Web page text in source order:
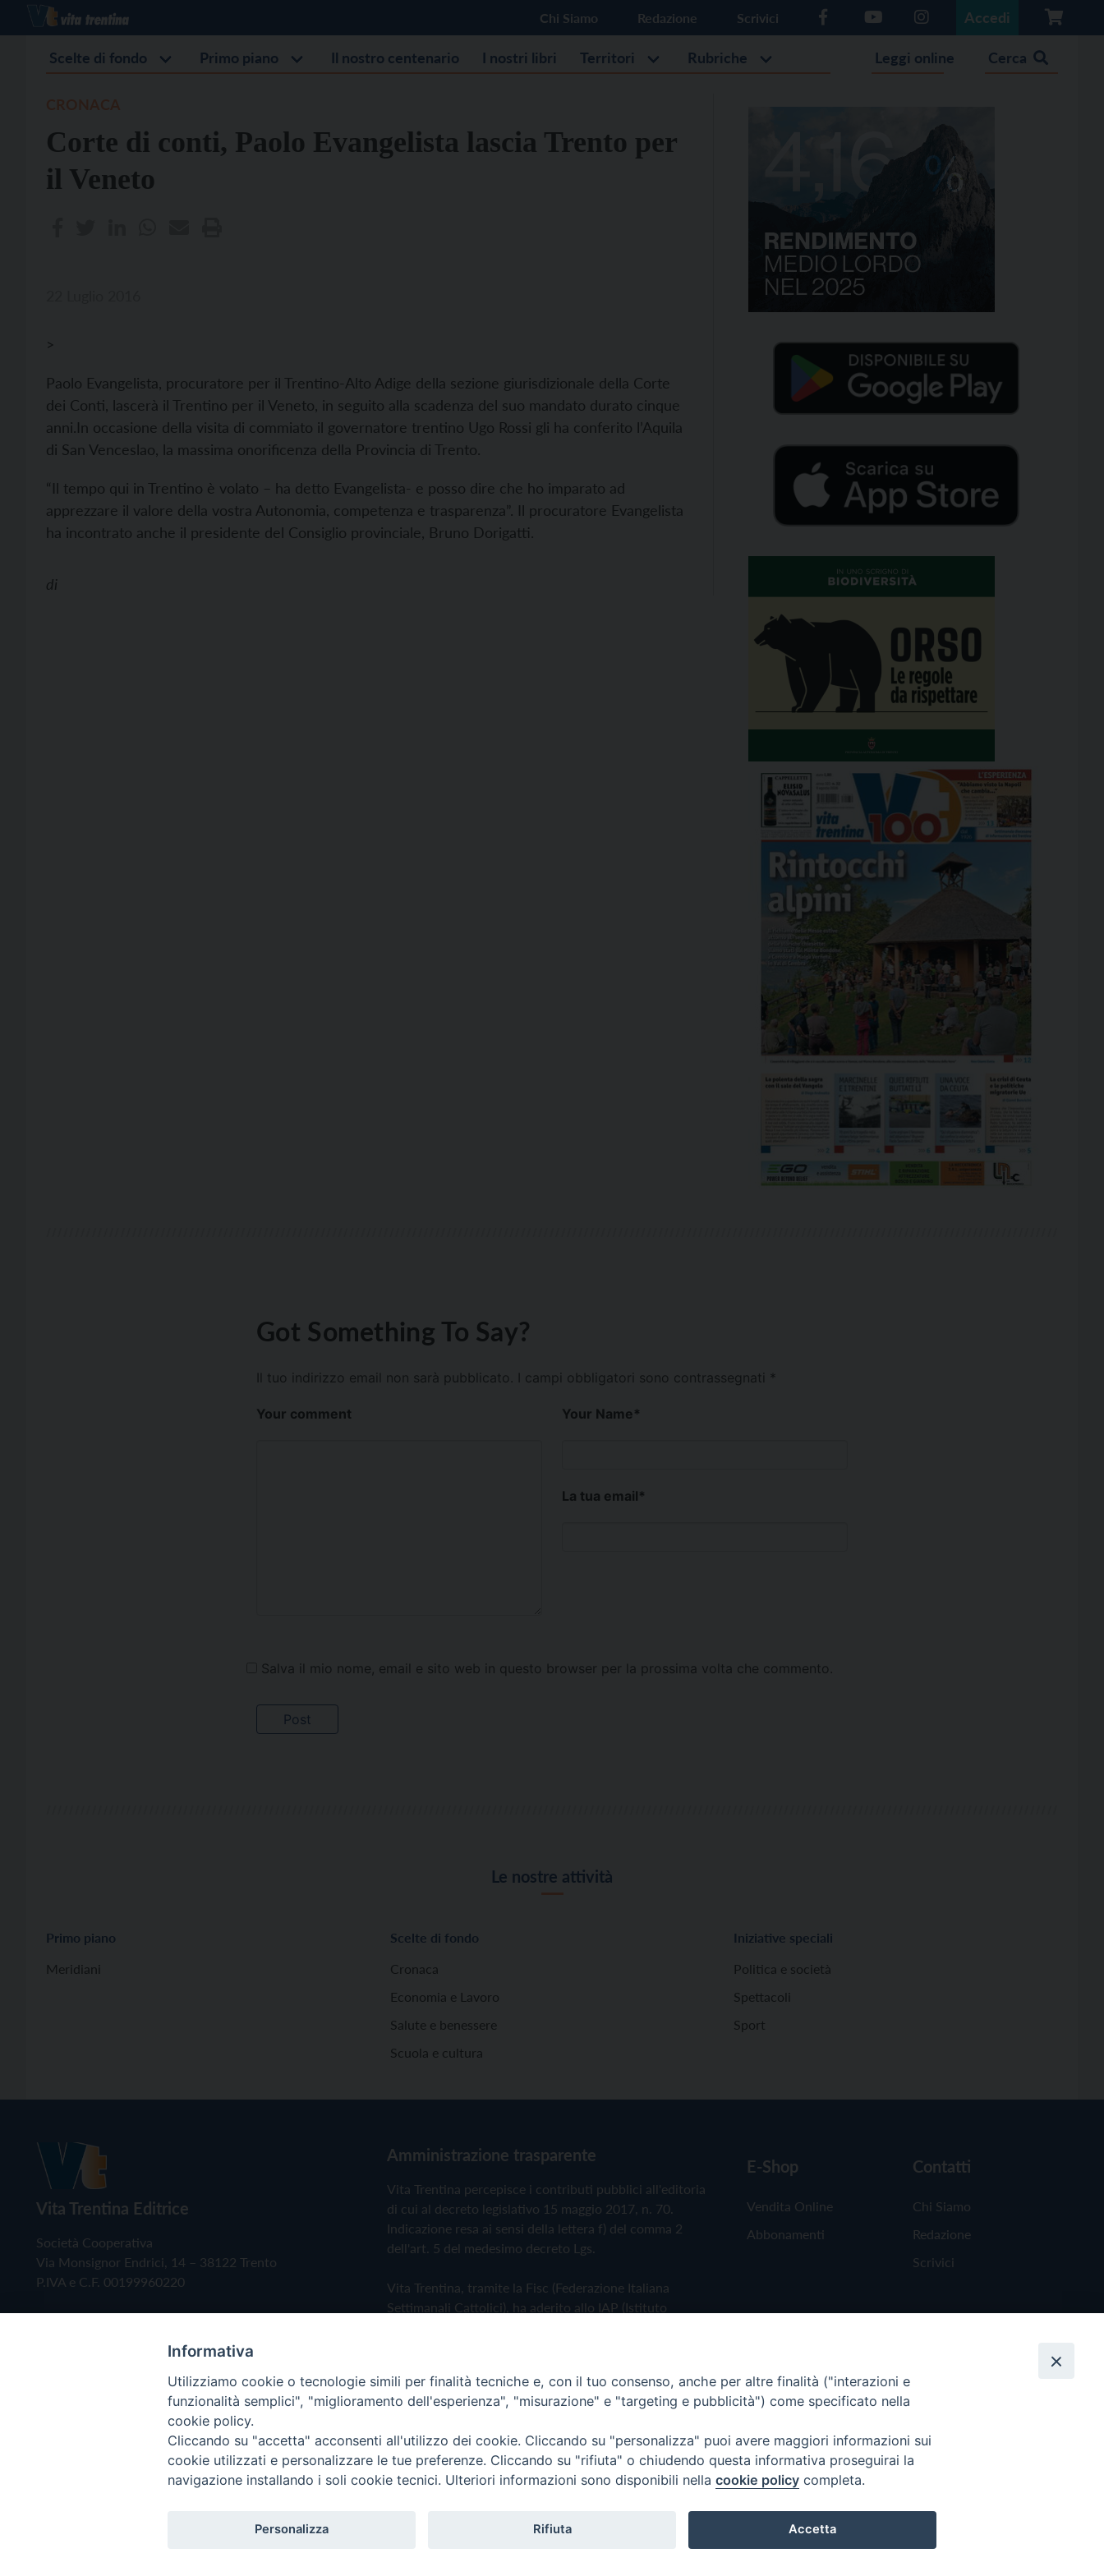
Chi Siamo Redazione Scrivici Accedi
Scelte di fondo Primo piano Il nostro centenario I nostri libri Territori Rubriche Leggi online Cerca
Corte di conti, Paolo Evangelista lascia Trento per
il Veneto
>
Paolo Evangelista, procuratore per il Trentino-Alto Adige della sezione giurisdizionale della Corte
dei Conti, lascerà il Trentino per il Veneto, in seguito alla scadenza del suo mandato durato cinque
anni.In occasione della visita di commiato il governatore trentino Ugo Rossi gli ha conferito l’Aquila
di San Venceslao, la massima onorificenza della Provincia di Trento.
“Il tempo qui in Trentino è volato – ha detto Evangelista- e posso dire che ho imparato ad
apprezzare il valore della vostra Autonomia, competenza e trasparenza”. Il procuratore Evangelista
ha incontrato anche il presidente del Consiglio provinciale, Bruno Dorigatti.
di
Got Something To Say?
Il tuo indirizzo email non sarà pubblicato. I campi obbligatori sono contrassegnati *
Your comment Your Name*
La tua email*
Salva il mio nome, email e sito web in questo browser per la prossima volta che commento.
Le nostre attività
Primo piano
Meridiani
Scelte di fondo
Cronaca
Economia e Lavoro
Salute e benessere
Scuola e cultura
Iniziative speciali
Politica e società
Spettacoli
Sport
Vita Trentina Editrice
Società Cooperativa
Via Monsignor Endrici, 14 – 38122 Trento
P.IVA e C.F. 00199960220
Amministrazione trasparente
Vita Trentina percepisce i contributi pubblici all'editoria
di cui al decreto legislativo 15 maggio 2017, n. 70.
Indicazione resa ai sensi della lettera f) del comma 2
dell'art. 5 del medesimo decreto Lgs.
Vita Trentina, tramite la Fisc (Federazione Italiana
Settimanali Cattolici), ha aderito allo IAP (Istituto
Privacy Policy Cookie Policy
E-Shop
Vendita Online
Abbonamenti
Contatti
Chi Siamo
Redazione
Scrivici
Copyright © 2019 - Tutti i diritti riservati - Vita Trentina Editrice
Informativa
Utilizziamo cookie o tecnologie simili per finalità tecniche e, con il tuo consenso, anche per altre finalità ("interazioni e
funzionalità semplici", "miglioramento dell'esperienza", "misurazione" e "targeting e pubblicità") come specificato nella
cookie policy.
Cliccando su "accetta" acconsenti all'utilizzo dei cookie. Cliccando su "personalizza" puoi avere maggiori informazioni sui
cookie utilizzati e personalizzare le tue preferenze. Cliccando su "rifiuta" o chiudendo questa informativa proseguirai la
navigazione installando i soli cookie tecnici. Ulteriori informazioni sono disponibili nella cookie policy completa.
Personalizza Rifiuta Accetta